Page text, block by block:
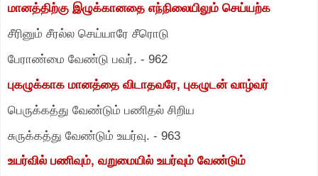
மானத்திற்கு இழுக்கானதை எந்நிலையிலும் செய்யற்க
சீரினும் சீரல்ல செய்யாரே சீரொடு
பேராண்மை வேண்டு பவர். - 962
புகழுக்காக மானத்தை விடாதவரே, புகழுடன் வாழ்வர்
பெருக்கத்து வேண்டும் பணிதல் சிறிய
சுருக்கத்து வேண்டும் உயர்வு. - 963
உயர்வில் பணிவும், வறுமையில் உயர்வும் வேண்டும்